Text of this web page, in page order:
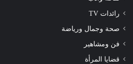
رائدات TV
صحة وجمال ورياضة
فن ومشاهير
قضايا المرأة